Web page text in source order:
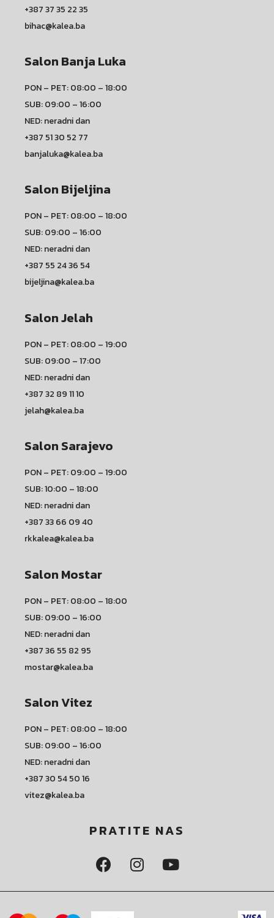
+387 37 35 22 35
bihac@kalea.ba
Salon Banja Luka
PON – PET: 08:00 – 18:00
SUB: 09:00 – 16:00
NED: neradni dan
+387 51 30 52 77
banjaluka@kalea.ba
Salon Bijeljina
PON – PET: 08:00 – 18:00
SUB: 09:00 – 16:00
NED: neradni dan
+387 55 24 36 54
bijeljina@kalea.ba
Salon Jelah
PON – PET: 08:00 – 19:00
SUB: 09:00 – 17:00
NED: neradni dan
+387 32 89 11 10
jelah@kalea.ba
Salon Sarajevo
PON – PET: 09:00 – 19:00
SUB: 10:00 – 18:00
NED: neradni dan
+387 33 66 09 40
rkkalea@kalea.ba
Salon Mostar
PON – PET: 08:00 – 18:00
SUB: 09:00 – 16:00
NED: neradni dan
+387 36 55 82 95
mostar@kalea.ba
Salon Vitez
PON – PET: 08:00 – 18:00
SUB: 09:00 – 16:00
NED: neradni dan
+387 30 54 50 16
vitez@kalea.ba
PRATITE NAS